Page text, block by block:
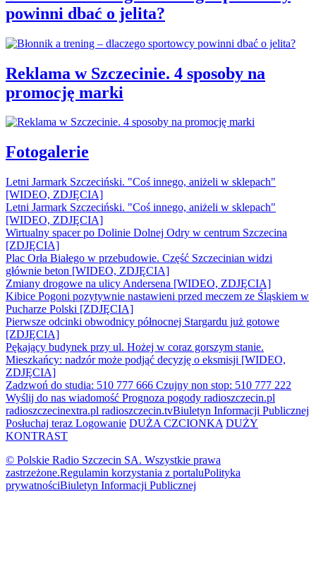
powinni dbać o jelita?
Reklama w Szczecinie. 4 sposoby na
promocję marki
Fotogalerie
Letni Jarmark Szczeciński. "Coś innego, aniżeli w sklepach"
[WIDEO, ZDJĘCIA]
Letni Jarmark Szczeciński. "Coś innego, aniżeli w sklepach"
[WIDEO, ZDJĘCIA]
Wirtualny spacer po Dolinie Dolnej Odry w centrum Szczecina
[ZDJĘCIA]
Plac Orła Białego w przebudowie. Część Szczecinian widzi
głównie beton [WIDEO, ZDJĘCIA]
Zmiany drogowe na ulicy Andersena [WIDEO, ZDJĘCIA]
Kibice Pogoni pozytywnie nastawieni przed meczem ze Śląskiem w
Pucharze Polski [ZDJĘCIA]
Pierwsze odcinki obwodnicy północnej Stargardu już gotowe
[ZDJĘCIA]
Pękający budynek przy ul. Hożej w coraz gorszym stanie.
Mieszkańcy: nadzór może podjąć decyzję o eksmisji [WIDEO,
ZDJĘCIA]
Zadzwoń do studia: 510 777 666 Czujny non stop: 510 777 222
Wyślij do nas wiadomość Prognoza pogody radioszczecin.pl
radioszczecinextra.pl radioszczecin.tvBiuletyn Informacji Publicznej
Posłuchaj teraz Logowanie DUŻA CZCIONKA DUŻY
KONTRAST
© Polskie Radio Szczecin SA. Wszystkie prawa
zastrzeżone.Regulamin korzystania z portaluPolityka
prywatnościBiuletyn Informacji Publicznej